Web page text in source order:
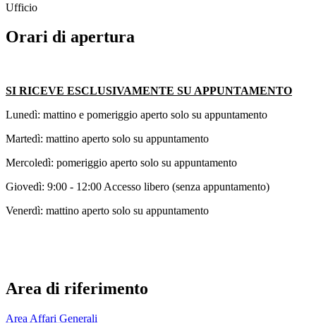
Ufficio
Orari di apertura
SI RICEVE ESCLUSIVAMENTE SU APPUNTAMENTO
Lunedì: mattino e pomeriggio aperto solo su appuntamento
Martedì: mattino aperto solo su appuntamento
Mercoledì: pomeriggio aperto solo su appuntamento
Giovedì: 9:00 - 12:00 Accesso libero (senza appuntamento)
Venerdì: mattino aperto solo su appuntamento
Area di riferimento
Area Affari Generali